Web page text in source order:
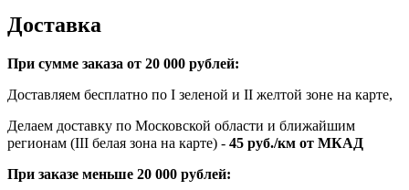
Доставка
При сумме заказа от 20 000 рублей:
Доставляем бесплатно по I зеленой и II желтой зоне на карте,
Делаем доставку по Московской области и ближайшим
регионам (III белая зона на карте) - 45 руб./км от МКАД
При заказе меньше 20 000 рублей: